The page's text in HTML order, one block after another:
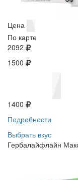
Цена
По карте
2092
1500
1400
Подробности
Выбрать вкус
Гербалайфлайн